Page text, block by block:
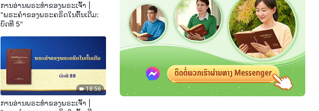
ການອ່ານພຣະທຳຂອງພຣະເຈົ້າ |
"ພຣະຄຳຂອງພຣະຄຣິດໃນຕົ້ນເດີມ:
ບົດທີ 5"
18:56
ການອ່ານພຣະທຳຂອງພຣະເຈົ້າ |